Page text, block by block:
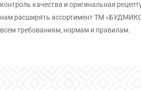
контроль качества и оригинальная
нам расширять ассортимент ТМ
всем требованиям, нормам и правилам.